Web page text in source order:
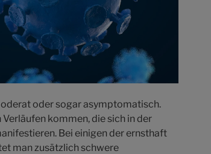
oder sogar asymptomatisch.
kommen, die sich in der
Bei einigen der ernsthaft
man zusätzlich schwere